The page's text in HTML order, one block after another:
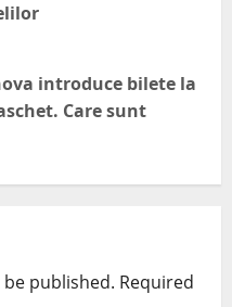
introduce bilete la
Care sunt
published. Required